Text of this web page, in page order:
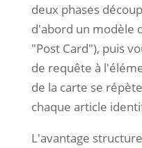
deux phases
d'abord un modèle
"Post Card"), puis
de requête à
de la carte se
chaque article
L'avantage